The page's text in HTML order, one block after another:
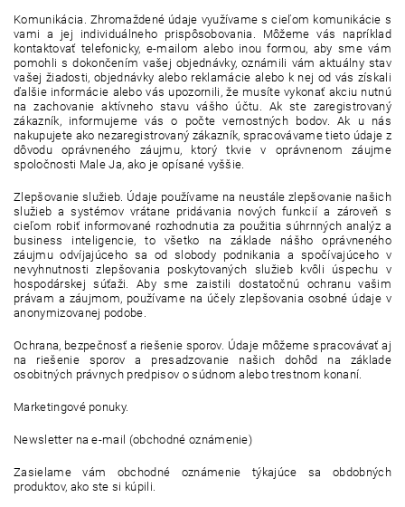
Komunikácia. Zhromaždené údaje využívame s cieľom komunikácie s
vami a jej individuálneho prispôsobovania. Môžeme vás napríklad
kontaktovať telefonicky, e-mailom alebo inou formou, aby sme vám
pomohli s dokončením vašej objednávky, oznámili vám aktuálny stav
vašej žiadosti, objednávky alebo reklamácie alebo k nej od vás získali
ďalšie informácie alebo vás upozornili, že musíte vykonať akciu nutnú
na zachovanie aktívneho stavu vášho účtu. Ak ste zaregistrovaný
zákazník, informujeme vás o počte vernostných bodov. Ak u nás
nakupujete ako nezaregistrovaný zákazník, spracovávame tieto údaje z
dôvodu oprávneného záujmu, ktorý tkvie v oprávnenom záujme
spoločnosti Male Ja, ako je opísané vyššie.
Zlepšovanie služieb. Údaje používame na neustále zlepšovanie našich
služieb a systémov vrátane pridávania nových funkcií a zároveň s
cieľom robiť informované rozhodnutia za použitia súhrnných analýz a
business inteligencie, to všetko na základe nášho oprávneného
záujmu odvíjajúceho sa od slobody podnikania a spočívajúceho v
nevyhnutnosti zlepšovania poskytovaných služieb kvôli úspechu v
hospodárskej súťaži. Aby sme zaistili dostatočnú ochranu vašim
právam a záujmom, používame na účely zlepšovania osobné údaje v
anonymizovanej podobe.
Ochrana, bezpečnosť a riešenie sporov. Údaje môžeme spracovávať aj
na riešenie sporov a presadzovanie našich dohôd na základe
osobitných právnych predpisov o súdnom alebo trestnom konaní.
Marketingové ponuky.
Newsletter na e-mail (obchodné oznámenie)
Zasielame vám obchodné oznámenie týkajúce sa obdobných
produktov, ako ste si kúpili.